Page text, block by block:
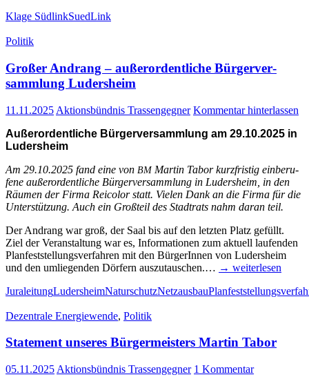
Klage SüdlinkSuedLink
Politik
Gro­ßer Andrang – außer­or­dent­li­che Bür­ger­ver­
samm­lung Ludersheim
11.11.2025 Aktionsbündnis Trassengegner Kommentar hinterlassen
Außer­or­dent­li­che Bür­ger­ver­samm­lung am 29.10.2025 in
Ludersheim
Am 29.10.2025 fand eine von BMMar­tin Tabor kurz­fris­tig ein­be­ru­
fe­ne außer­or­dent­li­che Bür­ger­ver­samm­lung in Luders­heim, in den
Räu­men der Fir­ma Rei­co­lor statt. Vie­len Dank an die Fir­ma für die
Unter­stüt­zung. Auch ein Groß­teil des Stadt­rats nahm dar­an teil.
Der Andrang war groß, der Saal bis auf den letz­ten Platz gefüllt.
Ziel der Ver­an­stal­tung war es, Infor­ma­tio­nen zum aktu­ell lau­fen­den
Plan­fest­stel­lungs­ver­fah­ren mit den Bür­ge­rIn­nen von Luders­heim
und den umlie­gen­den Dör­fern aus­zu­tau­schen.… → wei­ter­le­sen
JuraleitungLudersheimNaturschutzNetzausbau
Dezentrale Energiewende, Politik
State­ment unse­res Bür­ger­meis­ters Mar­tin Tabor
05.11.2025 Aktionsbündnis Trassengegner 1 Kommentar